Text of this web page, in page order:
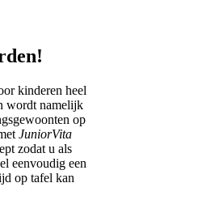
kinderen heel
wordt namelijk
op
JuniorVita
zodat u als
eenvoudig een
op tafel kan